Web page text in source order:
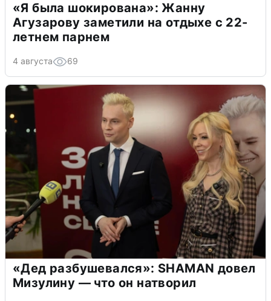
«Я была шокирована»: Жанну
Агузарову заметили на отдыхе с 22-
летнем парнем
4 августа 69
«Дед разбушевался»: SHAMAN довел
Мизулину — что он натворил